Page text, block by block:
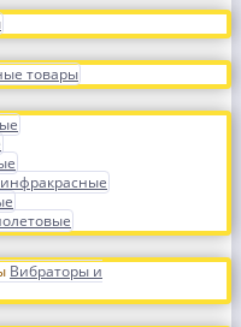
товары
Вибраторы и